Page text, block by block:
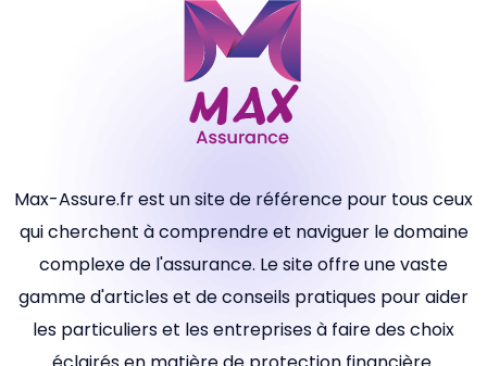
Max-Assure.fr est un site de référence pour tous ceux
qui cherchent à comprendre et naviguer le domaine
complexe de l'assurance. Le site offre une vaste
gamme d'articles et de conseils pratiques pour aider
les particuliers et les entreprises à faire des choix